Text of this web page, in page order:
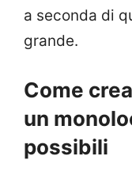
a seconda di
grande.
Come
un
possibili